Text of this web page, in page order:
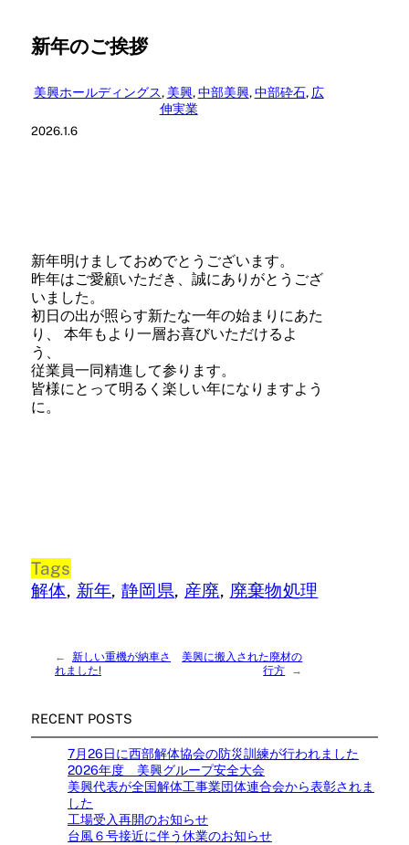
新年のご挨拶
美興ホールディングス, 美興, 中部美興, 中部砕石, 広
伸実業
2026.1.6
新年明けましておめでとうございます。
昨年はご愛顧いただき、誠にありがとうござ
いました。
初日の出が照らす新たな一年の始まりにあた
り、 本年もより一層お喜びいただけるよ
う、
従業員一同精進して参ります。
皆様にとって明るく楽しい年になりますよう
に。
Tags
解体, 新年, 静岡県, 産廃, 廃棄物処理
←
新しい重機が納車さ
れました!
美興に搬入された廃材の
行方
→
RECENT POSTS
7月26日に西部解体協会の防災訓練が行われました
2026年度 美興グループ安全大会
美興代表が全国解体工事業団体連合会から表彰されま
した
工場受入再開のお知らせ
台風６号接近に伴う休業のお知らせ